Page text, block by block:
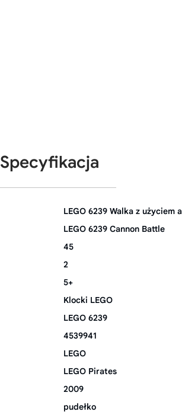
Specyfikacja
LEGO 6239 Walka z użyciem
LEGO 6239 Cannon Battle
45
2
5+
Klocki LEGO
LEGO 6239
4539941
LEGO
LEGO Pirates
2009
pudełko